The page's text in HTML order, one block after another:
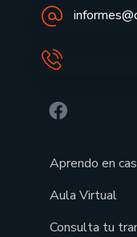
Aprendo en
Aula Virtual
Consulta tu